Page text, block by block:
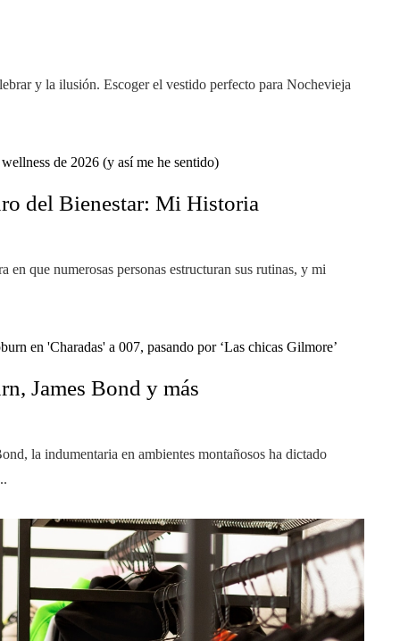
y la ilusión. Escoger el vestido perfecto para Nochevieja
del Bienestar: Mi Historia
que numerosas personas estructuran sus rutinas, y mi
James Bond y más
la indumentaria en ambientes montañosos ha dictado